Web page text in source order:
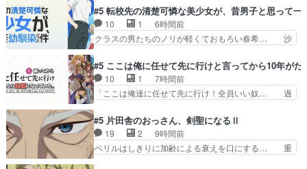
様でした。ちゃちな言… 新キャラも登場してさら
に面白さは加速して… アルねこ、トイレに行くつ
もりが江の島へ！…
唱めっさ好きw寺澤百花さんは天才… 今までで一
番怖かった。海の話はヤバいのが… ガン・バルゼ
ー』第◯視聴ビーム、それはロ… 第６話をｄアニ
メストアで視聴しました。視… やりたい放題して
OP（そもそも劇中劇のパロ… まさかの特殊EDに
驚きの今回でしたが。い… ハードな過去を描きつ
つアホアホなOPを経…
#5 転校先の清楚可憐な美少女が、昔男子と思って一
10 1
6時間前
クラスの男たちのノリが軽くておもろい春希… 沙
もちゃんが透けブラしててびっくりして… レベル
のキャラが登場。相変わらず顔や体の… 隼人が春
希の級友を巻き込んだイジりに動じ… 第５話を
U-NEXTで視聴しました。視聴… ラブコメで天然
す隼人を見てなぜか不安に… 無理なダイエットは
禁物だけど、なかなか結… 「これからもお手入
れ、がんばりゅ」ありが…
#5 ここは俺に任せて先に行けと言ってから10年が
10 1
7時間前
「ここは俺達に任せて先に行け！全員いい奴… 過
鈴奈（@0suzuna0）が【マリー… 村ごと乗っ取
られてたら流石に気付かないか… 《漫画版少し読
んだことある》エリックとゴ… ロックは敵に容赦
無くブスっといくから気持… 勇者パーティー再結
#5 片田舎のおっさん、剣聖になるⅡ
19 2
9時間前
ベリルはしきりに加齢による衰えを口にする… 重